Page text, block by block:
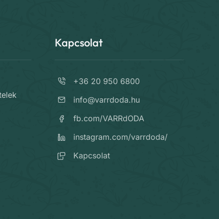
Kapcsolat
+36 20 950 6800
info@varrdoda.hu
fb.com/VARRdODA
instagram.com/varrdoda/
Kapcsolat